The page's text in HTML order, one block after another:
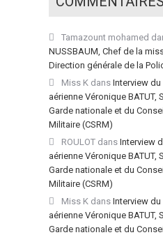
Tamazount mohamed
NUSSBAUM, Chef de la
Direction générale de la
Miss K dans Interview
aérienne Véronique BATUT,
Garde nationale et du
Militaire (CSRM)
ROULOT dans Interview
aérienne Véronique BATUT,
Garde nationale et du
Militaire (CSRM)
Miss K dans Interview
aérienne Véronique BATUT,
Garde nationale et du